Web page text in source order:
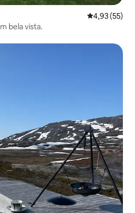
4,93 de uma
4,93 (55)
bela vista.